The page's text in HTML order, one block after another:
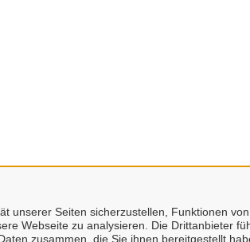
unserer Seiten sicherzustellen, Funktionen
Webseite zu analysieren. Die Drittanbieter
zusammen, die Sie ihnen bereitgestellt